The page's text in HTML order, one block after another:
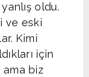
oldu.
ve eski
Kimi
için
ama biz